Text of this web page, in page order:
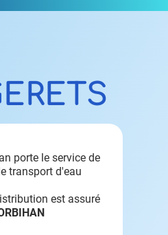
porte le service de
transport d'eau
est assuré